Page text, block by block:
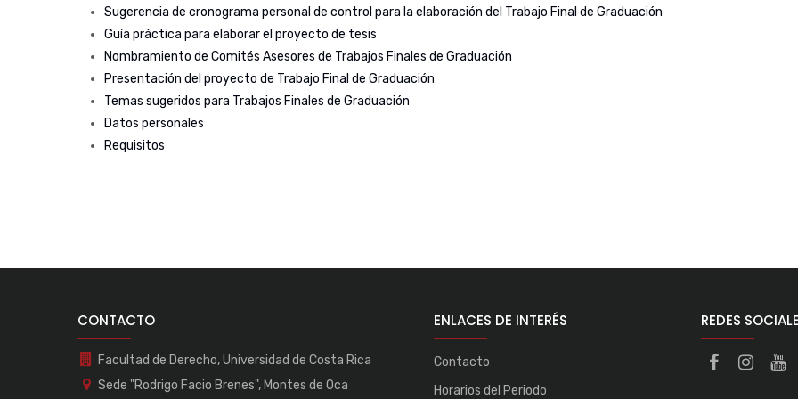
Sugerencia de cronograma personal de control para la elaboración del Trabajo Final de Graduación
Guía práctica para elaborar el proyecto de tesis
Nombramiento de Comités Asesores de Trabajos Finales de Graduación
Presentación del proyecto de Trabajo Final de Graduación
Temas sugeridos para Trabajos Finales de Graduación
Datos personales
Requisitos
CONTACTO
Facultad de Derecho, Universidad de Costa Rica
Sede "Rodrigo Facio Brenes", Montes de Oca
ENLACES DE INTERÉS
Contacto
Horarios del Periodo
REDES